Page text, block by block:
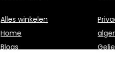
Alles winkelen
Home
Blogs